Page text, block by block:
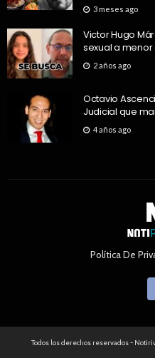
3 meses ago
Victor Hugo
sexual a menor
2 años ago
Octavio
Judicial que
4 años ago
Política De
Todos los derechos reservados -